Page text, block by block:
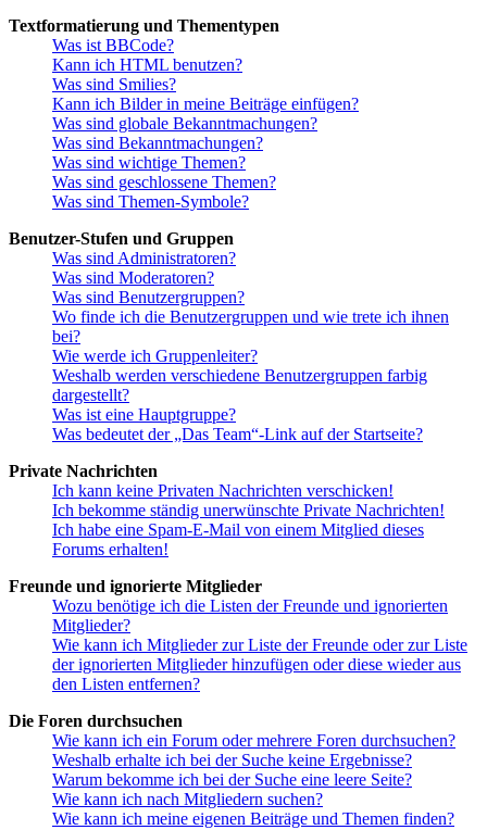
Textformatierung und Thementypen
Was ist BBCode?
Kann ich HTML benutzen?
Was sind Smilies?
Kann ich Bilder in meine Beiträge einfügen?
Was sind globale Bekanntmachungen?
Was sind Bekanntmachungen?
Was sind wichtige Themen?
Was sind geschlossene Themen?
Was sind Themen-Symbole?
Benutzer-Stufen und Gruppen
Was sind Administratoren?
Was sind Moderatoren?
Was sind Benutzergruppen?
Wo finde ich die Benutzergruppen und wie trete ich ihnen
bei?
Wie werde ich Gruppenleiter?
Weshalb werden verschiedene Benutzergruppen farbig
dargestellt?
Was ist eine Hauptgruppe?
Was bedeutet der „Das Team“-Link auf der Startseite?
Private Nachrichten
Ich kann keine Privaten Nachrichten verschicken!
Ich bekomme ständig unerwünschte Private Nachrichten!
Ich habe eine Spam-E-Mail von einem Mitglied dieses
Forums erhalten!
Freunde und ignorierte Mitglieder
Wozu benötige ich die Listen der Freunde und ignorierten
Mitglieder?
Wie kann ich Mitglieder zur Liste der Freunde oder zur Liste
der ignorierten Mitglieder hinzufügen oder diese wieder aus
den Listen entfernen?
Die Foren durchsuchen
Wie kann ich ein Forum oder mehrere Foren durchsuchen?
Weshalb erhalte ich bei der Suche keine Ergebnisse?
Warum bekomme ich bei der Suche eine leere Seite?
Wie kann ich nach Mitgliedern suchen?
Wie kann ich meine eigenen Beiträge und Themen finden?